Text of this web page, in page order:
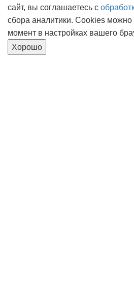
сайт, вы соглашаетесь с
сбора аналитики. Cookies
момент в настройках вашего
Хорошо